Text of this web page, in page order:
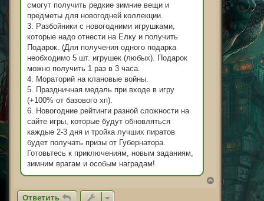
смогут получить редкие зимние вещи и
предметы для новогодней коллекции.
3. Разбойники с новогодними игрушками,
которые надо отнести на Елку и получить
Подарок. (Для получения одного подарка
необходимо 5 шт. игрушек (любых). Подарок
можно получить 1 раз в 3 часа.
4. Мораторий на клановые войны.
5. Праздничная медаль при входе в игру
(+100% от базового хп).
6. Новогодние рейтинги разной сложности на
сайте игры, которые будут обновляться
каждые 2-3 дня и тройка лучших пиратов
будет получать призы от Губернатора.
Готовьтесь к приключениям, новым заданиям,
зимним врагам и особым наградам!
Ответить